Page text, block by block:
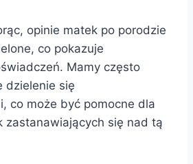
opinie matek po porodzie
co pokazuje
Mamy często
dzielenie się
co może być pomocne dla
zastanawiających się nad tą